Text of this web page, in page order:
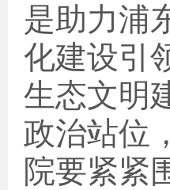
是助力浦
化建设引
生态文明
政治站位
院要紧紧